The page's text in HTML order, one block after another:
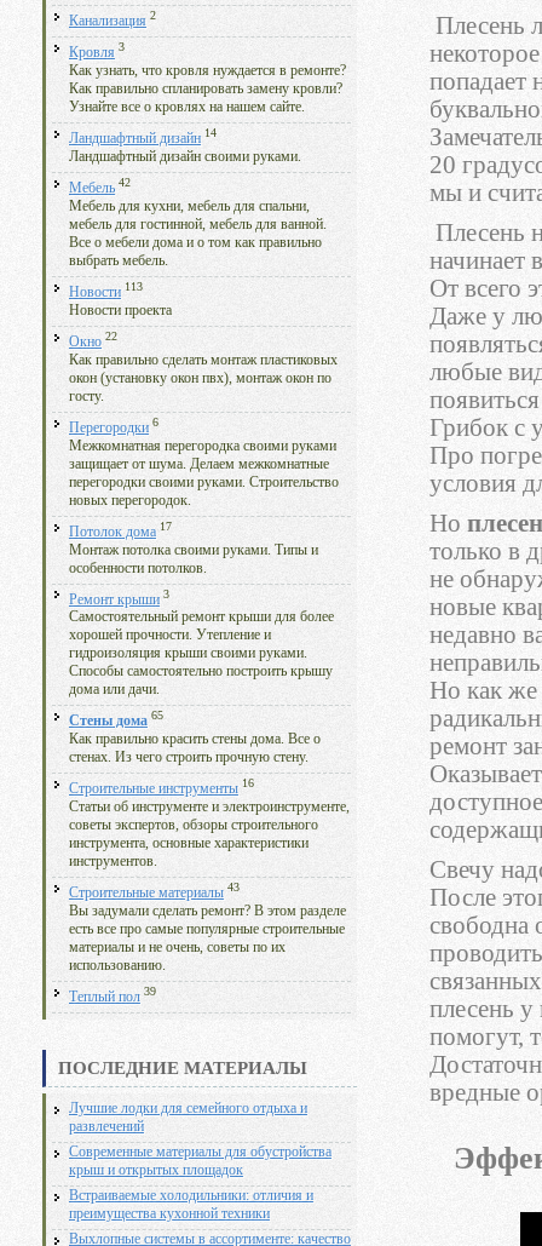
Канализация 2
Кровля 3
Как узнать, что кровля нуждается в ремонте?
Как правильно спланировать замену кровли?
Узнайте все о кровлях на нашем сайте.
Ландшафтный дизайн 14
Ландшафтный дизайн своими руками.
Мебель 42
Мебель для кухни, мебель для спальни,
мебель для гостинной, мебель для ванной.
Все о мебели дома и о том как правильно
выбрать мебель.
Новости 113
Новости проекта
Окно 22
Как правильно сделать монтаж пластиковых
окон (установку окон пвх), монтаж окон по
госту.
Перегородки 6
Межкомнатная перегородка своими руками
защищает от шума. Делаем межкомнатные
перегородки своими руками. Строительство
новых перегородок.
Потолок дома 17
Монтаж потолка своими руками. Типы и
особенности потолков.
Ремонт крыши 3
Самостоятельный ремонт крыши для более
хорошей прочности. Утепление и
гидроизоляция крыши своими руками.
Способы самостоятельно построить крышу
дома или дачи.
Стены дома 65
Как правильно красить стены дома. Все о
стенах. Из чего строить прочную стену.
Строительные инструменты 16
Статьи об инструменте и электроинструменте,
советы экспертов, обзоры строительного
инструмента, основные характеристики
инструментов.
Строительные материалы 43
Вы задумали сделать ремонт? В этом разделе
есть все про самые популярные строительные
материалы и не очень, советы по их
использованию.
Теплый пол 39
ПОСЛЕДНИЕ МАТЕРИАЛЫ
Лучшие лодки для семейного отдыха и
развлечений
Современные материалы для обустройства
крыш и открытых площадок
Встраиваемые холодильники: отличия и
преимущества кухонной техники
Выхлопные системы в ассортименте: качество
Плесень
попадает
20
мы и
Плесень
начинает
От всего
Даже у
любые
Грибок с
Про
условия
Но
только в
не
новые
недавно
Но как же
ремонт
Свечу
После
свободна
плесень у
помогут,
вредные